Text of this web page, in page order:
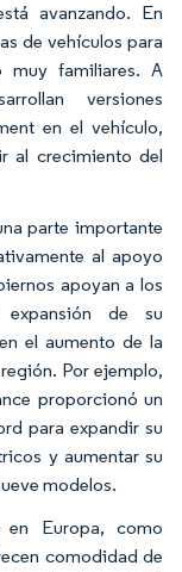
avanzando. En
de vehículos para
muy familiares. A
versiones
en el vehículo,
al crecimiento del
parte importante
al apoyo
apoyan a los
de su
el aumento de la
Por ejemplo,
proporcionó un
para expandir su
y aumentar su
modelos.
en Europa, como
comodidad de